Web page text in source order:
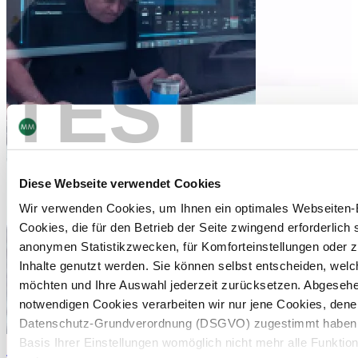
TEST
Diese Webseite verwendet Cookies
Wir verwenden Cookies, um Ihnen ein optimales
Cookies, die für den Betrieb der Seite zwingend erforderlich
anonymen Statistikzwecken, für Komforteinstellungen oder
Inhalte genutzt werden. Sie können selbst entscheiden,
möchten und Ihre Auswahl jederzeit zurücksetzen.
notwendigen Cookies verarbeiten wir nur jene Cookies,
Datenschutz-Grundverordnung (DSGVO) zugestimmt
Basis Ihrer Einstellungen womöglich nicht mehr alle
Digitaldruck